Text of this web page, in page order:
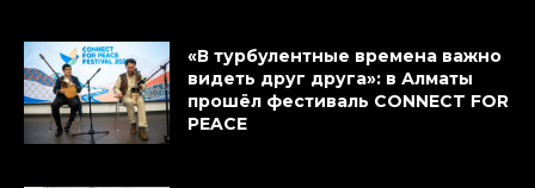
«В турбулентные времена важно
видеть друг друга»: в Алматы
прошёл фестиваль CONNECT FOR
PEACE